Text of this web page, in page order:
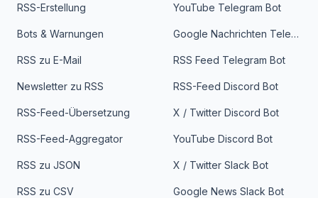
RSS-Erstellung
Bots & Warnungen
RSS zu E-Mail
Newsletter zu RSS
RSS-Feed-Übersetzung
RSS-Feed-Aggregator
RSS zu JSON
RSS zu CSV
YouTube Telegram Bot
Google Nachrichten Telegram Bot
RSS Feed Telegram Bot
RSS-Feed Discord Bot
X / Twitter Discord Bot
YouTube Discord Bot
X / Twitter Slack Bot
Google News Slack Bot